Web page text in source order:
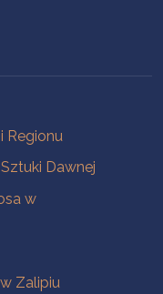
Regionu
Dawnej
w
Zalipiu